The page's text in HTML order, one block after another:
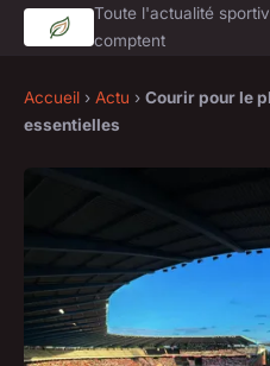
Toute l'actualité
comptent
Accueil › Actu › Courir pour le
essentielles